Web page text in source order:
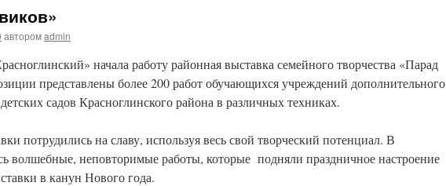
авторомadmin
начала работу районная выставка семейного творчества «Парад
представлены более 200 работ обучающихся учреждений дополнительного
садов Красноглинского района в различных техниках.
потрудились на славу, используя весь свой творческий потенциал. В
волшебные, неповторимые работы, которые подняли праздничное настроение
в канун Нового года.